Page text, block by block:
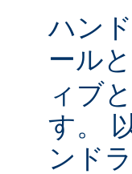
ハン
ール
ィブ
す。
ンド